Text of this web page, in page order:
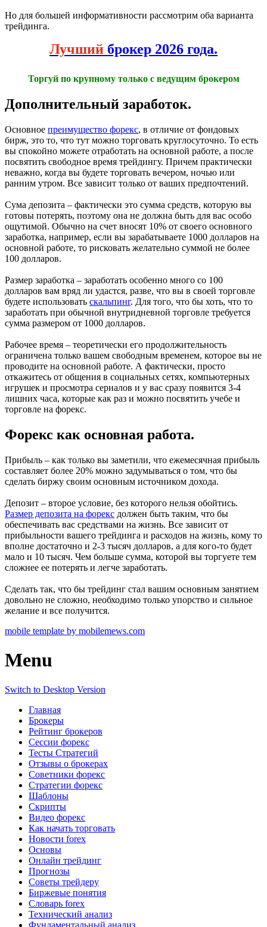
Но для большей информативности рассмотрим оба варианта
трейдинга.
Лучший брокер 2026 года.
Торгуй по крупному только с ведущим брокером
Дополнительный заработок.
Основное преимущество форекс, в отличие от фондовых
бирж, это то, что тут можно торговать круглосуточно. То есть
вы спокойно можете отработать на основной работе, а после
посвятить свободное время трейдингу. Причем практически
неважно, когда вы будете торговать вечером, ночью или
ранним утром. Все зависит только от ваших предпочтений.
Сума депозита – фактически это сумма средств, которую вы
готовы потерять, поэтому она не должна быть для вас особо
ощутимой. Обычно на счет вносят 10% от своего основного
заработка, например, если вы зарабатываете 1000 долларов на
основной работе, то рисковать желательно суммой не более
100 долларов.
Размер заработка – заработать особенно много со 100
долларов вам вряд ли удастся, разве, что вы в своей торговле
будете использовать скальпинг. Для того, что бы хоть, что то
заработать при обычной внутридневной торговле требуется
сумма размером от 1000 долларов.
Рабочее время – теоретически его продолжительность
ограничена только вашем свободным временем, которое вы не
проводите на основной работе. А фактически, просто
откажитесь от общения в социальных сетях, компьютерных
игрушек и просмотра сериалов и у вас сразу появится 3-4
лишних часа, которые как раз и можно посвятить учебе и
торговле на форекс.
Форекс как основная работа.
Прибыль – как только вы заметили, что ежемесячная прибыль
составляет более 20% можно задумываться о том, что бы
сделать биржу своим основным источником дохода.
Депозит – второе условие, без которого нельзя обойтись.
Размер депозита на форекс должен быть таким, что бы
обеспечивать вас средствами на жизнь. Все зависит от
прибыльности вашего трейдинга и расходов на жизнь, кому то
вполне достаточно и 2-3 тысяч долларов, а для кого-то будет
мало и 10 тысяч. Чем больше сумма, которой вы торгуете тем
сложнее ее потерять и легче заработать.
Сделать так, что бы трейдинг стал вашим основным занятием
довольно не сложно, необходимо только упорство и сильное
желание и все получится.
mobile template by mobilemews.com
Menu
Switch to Desktop Version
Главная
Брокеры
Рейтинг брокеров
Сессии форекс
Тесты Стратегий
Отзывы о брокерах
Советники форекс
Стратегии форекс
Шаблоны
Скрипты
Видео форекс
Как начать торговать
Новости forex
Основы
Онлайн трейдинг
Прогнозы
Советы трейдеру
Биржевые понятия
Словарь forex
Технический анализ
Фундаментальный анализ